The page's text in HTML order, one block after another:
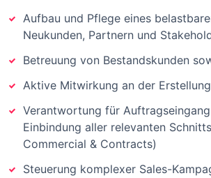
Aufbau und Pflege eines
Neukunden, Partnern und
Betreuung von Bestandskunden
Aktive Mitwirkung an der
Verantwortung für
Einbindung aller relevanten
Commercial & Contracts)
Steuerung komplexer Sales-